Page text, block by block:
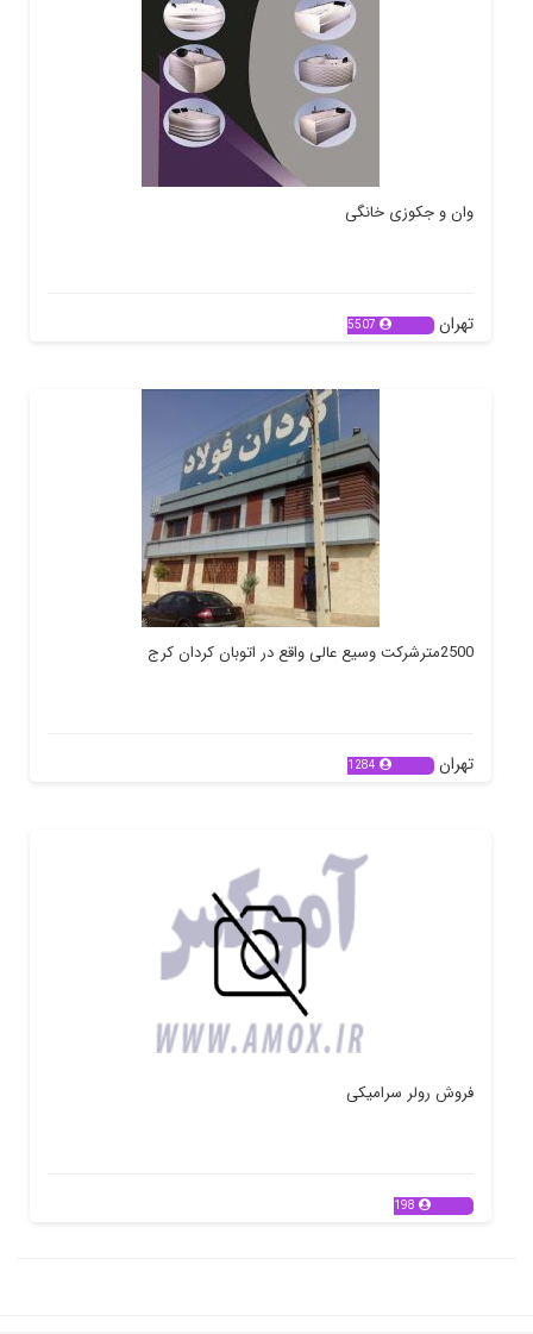
وان و جکوزی خانگی
تهران 5507
2500مترشرکت وسیع عالی واقع در اتوبان‌ کردان کرج
تهران 1284
فروش رولر سرامیکی
198